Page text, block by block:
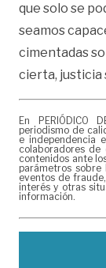
que solo se
seamos
cimentadas
cierta, justicia
En PERIÓDICO
periodismo de
e independencia
colaboradores
contenidos ante
parámetros sobre
eventos de
interés y otras
información.